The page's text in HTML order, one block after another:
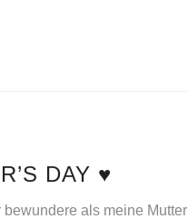
DAY ♥
als meine Mutter